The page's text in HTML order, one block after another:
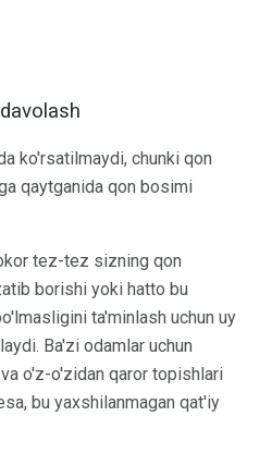
ko'rsatilmaydi, chunki qon
qaytganida qon bosimi
tez-tez sizning qon
borishi yoki hatto bu
ta'minlash uchun uy
Ba'zi odamlar uchun
o'z-o'zidan qaror topishlari
bu yaxshilanmagan qat'iy